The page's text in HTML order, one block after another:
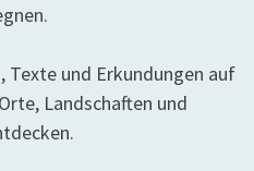
Texte und Erkundungen auf
Landschaften und